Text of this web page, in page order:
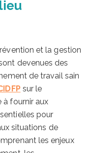
et la gestion
devenues des
de travail sain
sur le
à fournir aux
pour
situations de
les enjeux